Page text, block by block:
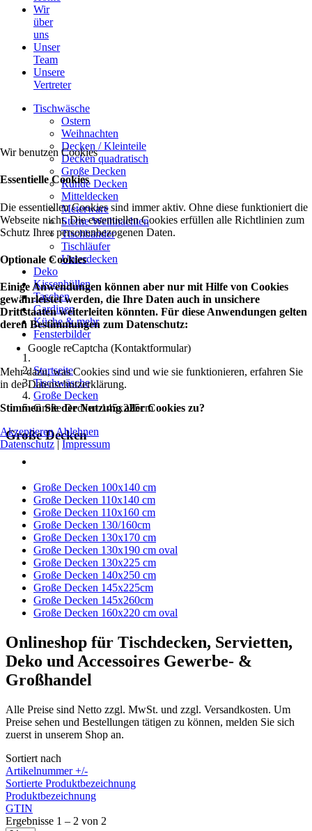
Wir
über
uns
Unser
Team
Unsere
Vertreter
Tischwäsche
Ostern
Weihnachten
Decken / Kleinteile
Decken quadratisch
Große Decken
Runde Decken
Mitteldecken
Meterware
Sterne Weihnachten
Tischbänder
Tischläufer
Unterdecken
Deko
Kissenhüllen
Taschen
Gardinen
Küche & mehr
Fensterbilder
Startseite
Tischwäsche
Große Decken
Große Decken 145x225cm
Große Decken
Große Decken 100x140 cm
Große Decken 110x140 cm
Große Decken 110x160 cm
Große Decken 130/160cm
Große Decken 130x170 cm
Große Decken 130x190 cm oval
Große Decken 130x225 cm
Große Decken 140x250 cm
Große Decken 145x225cm
Große Decken 145x260cm
Große Decken 160x220 cm oval
Onlineshop für Tischdecken, Servietten,
Deko und Accessoires Gewerbe- &
Großhandel
Alle Preise sind Netto zzgl. MwSt. und zzgl. Versandkosten. Um
Preise sehen und Bestellungen tätigen zu können, melden Sie sich
zuerst in unserem Shop an.
Sortiert nach
Artikelnummer +/-
Sortierte Produktbezeichnung
Produktbezeichnung
GTIN
Ergebnisse 1 – 2 von 2
Wir benutzen Cookies
Essentielle Cookies
Die essentiellen Cookies sind immer aktiv. Ohne diese funktioniert die
Webseite nicht. Die essentiellen Cookies erfüllen alle Richtlinien zum
Schutz Ihrer personenbezogenen Daten.
Optionale Cookies
Einige Anwendungen können aber nur mit Hilfe von Cookies
gewährleistet werden, die Ihre Daten auch in unsichere
Drittstaaten weiterleiten könnten. Für diese Anwendungen gelten
deren Bestimmungen zum Datenschutz:
Google reCaptcha (Kontaktformular)
Mehr dazu, was Cookies sind und wie sie funktionieren, erfahren Sie
in der Datenschutzerklärung.
Stimmen Sie der Nutzung aller Cookies zu?
AkzeptierenAblehnen
Datenschutz | Impressum